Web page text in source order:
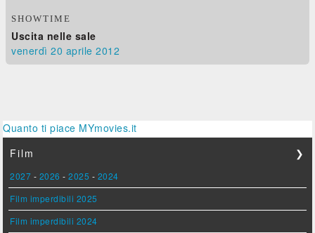
SHOWTIME
Uscita nelle sale
venerdì 20 aprile 2012
Quanto ti piace MYmovies.it
Film
❯
2027 - 2026 -2025 - 2024
Film imperdibili 2025
Film imperdibili 2024